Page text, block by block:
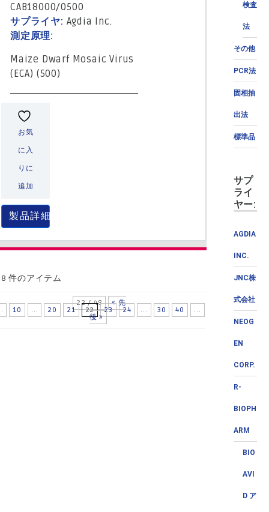
検査
法
その他
PCR法
固相抽
出法
標準品
サプ
ライ
ヤー:
AGDIA
INC.
JNC株
式会社
NEOG
EN
CORP.
R-
BIOPH
ARM
BIO
AVI
D ア
CAB18000/0500
サプライヤ: Agdia Inc.
測定原理:
Maize Dwarf Mosaic Virus
(ECA) (500)
お気
に入
りに
追加
製品詳細
件のアイテム
22 / 48
« 先
10 ... 20 21 22 23 24 ... 30 40 ...
後 »